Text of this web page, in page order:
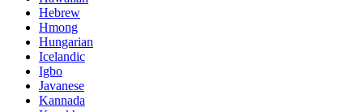
Hebrew
Hmong
Hungarian
Icelandic
Igbo
Javanese
Kannada